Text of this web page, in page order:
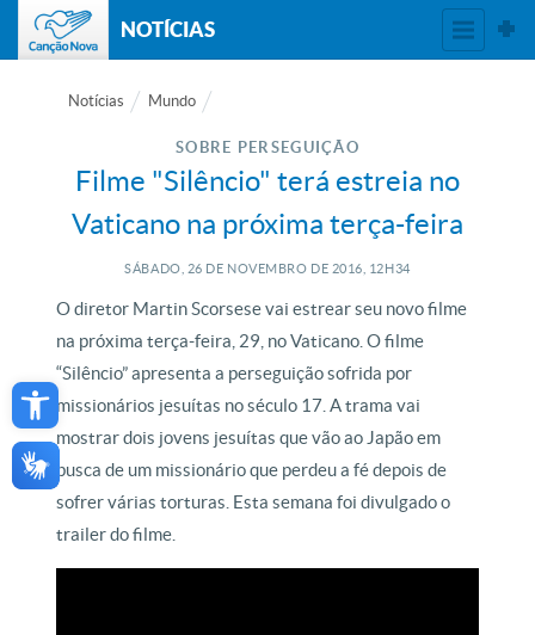
Open toolbar
NOTÍCIAS
Notícias Mundo
SOBRE PERSEGUIÇÃO
Filme "Silêncio" terá estreia no
Vaticano na próxima terça-feira
SÁBADO, 26 DE NOVEMBRO DE 2016, 12H34
O diretor Martin Scorsese vai estrear seu novo filme
na próxima terça-feira, 29, no Vaticano. O filme
“Silêncio” apresenta a perseguição sofrida por
missionários jesuítas no século 17. A trama vai
mostrar dois jovens jesuítas que vão ao Japão em
busca de um missionário que perdeu a fé depois de
sofrer várias torturas. Esta semana foi divulgado o
trailer do filme.